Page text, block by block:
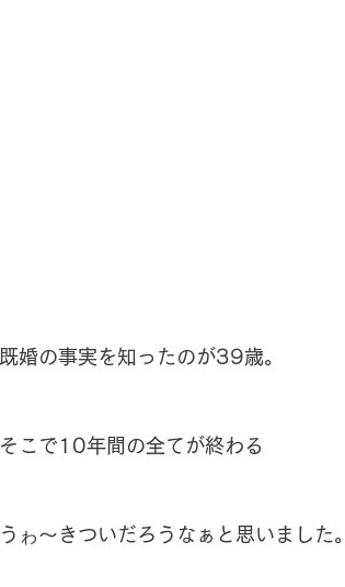
既婚の事実を知ったのが39歳。
そこで10年間の全てが終わる
うゎ〜きついだろうなぁと思いました。